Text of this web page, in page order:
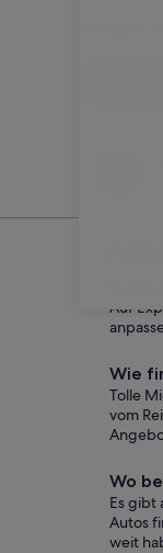
Was
Auf
Wie
Tolle
vom
Wo
Es gibt
Autos
weit